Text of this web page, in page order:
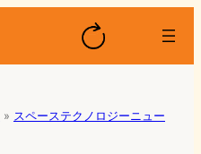
» スペーステクノロジーニュー